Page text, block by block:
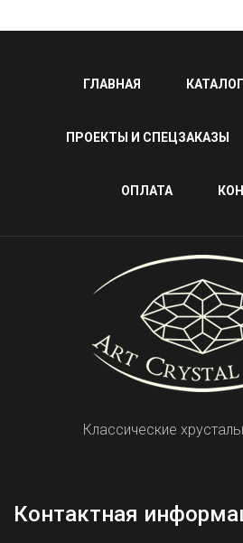
ГЛАВНАЯ КАТАЛОГ
ПРОЕКТЫ И СПЕЦЗАКАЗЫ
ОПЛАТА
Классические
Контактная